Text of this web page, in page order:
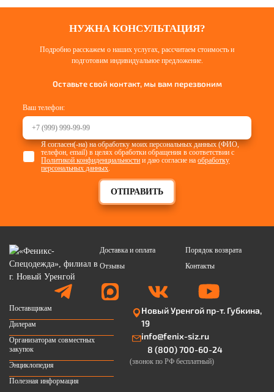
НУЖНА КОНСУЛЬТАЦИЯ?
Подробно расскажем о наших услугах, рассчитаем стоимость и
подготовим индивидуальное предложение.
Оставьте свой контакт, мы вам перезвоним
Ваш телефон:
ОТПРАВИТЬ
Я согласен(-на) на обработку моих персональных данных (ФИО,
телефон, email) в целях обработки обращения в соответствии с
Политикой конфиденциальности и даю согласие наобработку
персональных данных
Доставка и оплата
Порядок возврата
Отзывы
Контакты
Поставщикам
Дилерам
Организаторам совместных
закупок
Энциклопедия
Полезная информация
Новый Уренгой пр-т. Губкина,
19
info@fenix-siz.ru
8 (800) 700-60-24
(звонок по РФ бесплатный)